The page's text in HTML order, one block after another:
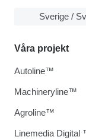
Sverige /
Våra projekt
Autoline™
Machineryline™
Agroline™
Linemedia Digital